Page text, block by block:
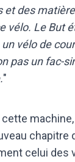
et des
vélo. Le But
vélo de
pas un fac-
"
chapitre
celui des